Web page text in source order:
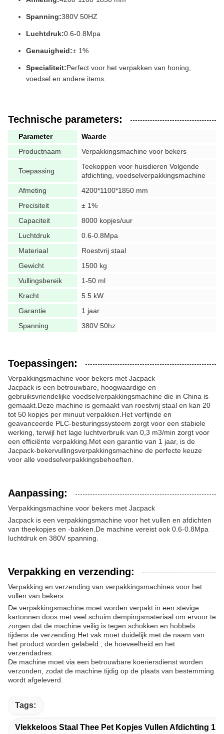
Spanning:380V 50HZ
Luchtdruk:0.6-0.8Mpa
Genauigheid:± 1%
Specialiteit:Perfect voor het verpakken van honing,
voedsel en andere items.
Technische parameters:
Parameter
Waarde
Productnaam
Verpakkingsmachine voor bekers
Toepassing
Teekoppen voor huisdieren Volgende
afdichting, voedselverpakkingsmachine
Afmeting
4200*1100*1850 mm
Precisiteit
± 1%
Capaciteit
8000 kopjes/uur
Luchtdruk
0.6-0.8Mpa
Materiaal
Roestvrij staal
Gewicht
1500 kg
Vullingsbereik
1-50 ml
Kracht
5.5 kW
Garantie
1 jaar
Spanning
380V 50hz
Toepassingen:
Verpakkingsmachine voor bekers met Jacpack
Jacpack is een betrouwbare, hoogwaardige en
gebruiksvriendelijke voedselverpakkingsmachine die in China is
gemaakt.Deze machine is gemaakt van roestvrij staal en kan 20
tot 50 kopjes per minuut verpakken.Het verfijnde en
geavanceerde PLC-besturingssysteem zorgt voor een stabiele
werking, terwijl het lage luchtverbruik van 0,3 m3/min zorgt voor
een efficiënte verpakking.Met een garantie van 1 jaar, is de
Jacpack-bekervullingsverpakkingsmachine de perfecte keuze
voor alle voedselverpakkingsbehoeften.
Aanpassing:
Verpakkingsmachine voor bekers met Jacpack
Jacpack is een verpakkingsmachine voor het vullen en afdichten
van theekopjes en -bakken.De machine vereist ook 0.6-0.8Mpa
luchtdruk en 380V spanning.
Verpakking en verzending:
Verpakking en verzending van verpakkingsmachines voor het
vullen van bekers
De verpakkingsmachine moet worden verpakt in een stevige
kartonnen doos met veel schuim dempingsmateriaal om ervoor te
zorgen dat de machine veilig is tegen schokken en hobbels
tijdens de verzending.Het vak moet duidelijk met de naam van
het product worden gelabeld., de hoeveelheid en het
verzendadres.
De machine moet via een betrouwbare koeriersdienst worden
verzonden, zodat de machine tijdig op de plaats van bestemming
wordt afgeleverd.
Tags:
Vlekkeloos Staal Thee Pet Kopjes Vullen Afdichting 1